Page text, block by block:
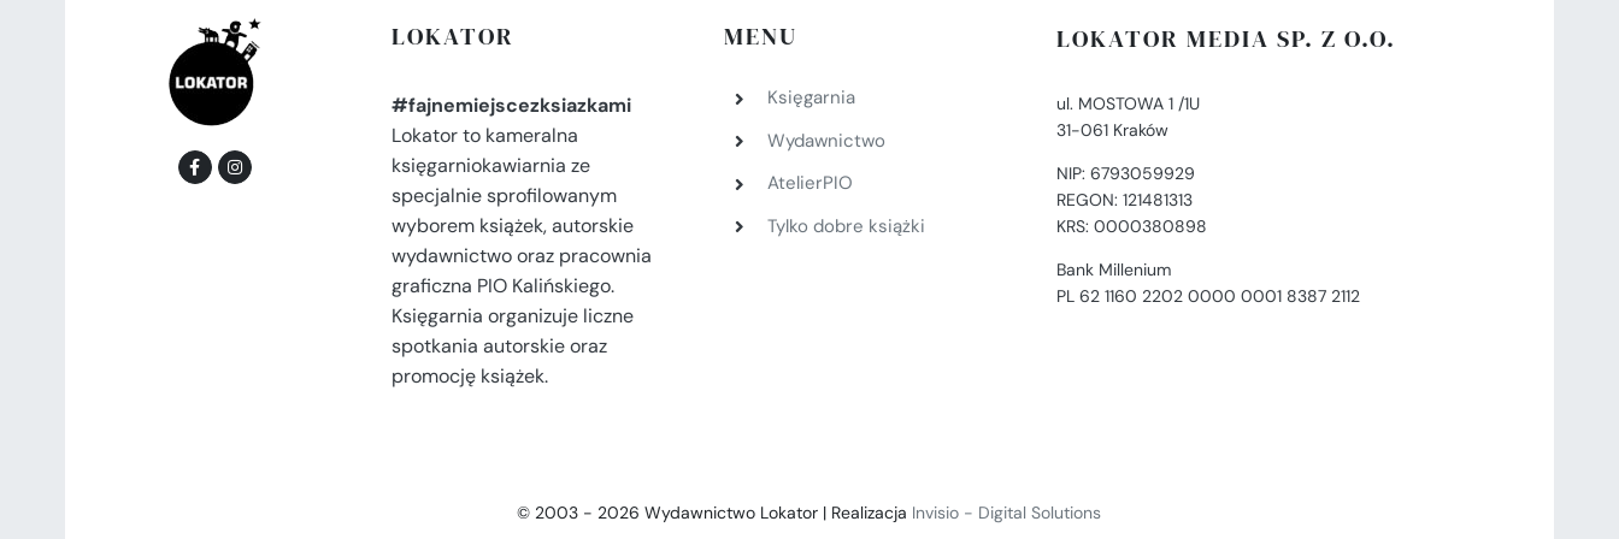
LOKATOR
#fajnemiejscezksiazkami
Lokator to kameralna
księgarniokawiarnia ze
specjalnie sprofilowanym
wyborem książek, autorskie
wydawnictwo oraz pracownia
graficzna PIO Kalińskiego.
Księgarnia organizuje liczne
spotkania autorskie oraz
promocję książek.
MENU
Księgarnia
Wydawnictwo
AtelierPIO
Tylko dobre książki
LOKATOR MEDIA SP. Z O.O.
ul. MOSTOWA 1 /1U
31-061 Kraków
NIP: 6793059929
REGON: 121481313
KRS: 0000380898
Bank Millenium
PL 62 1160 2202 0000 0001 8387 2112
© 2003 - 2026 Wydawnictwo Lokator | Realizacja Invisio - Digital Solutions